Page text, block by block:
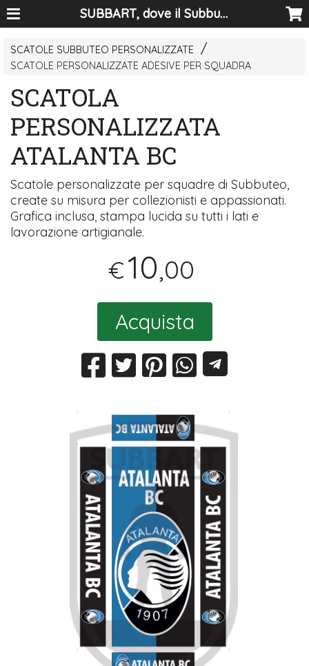
SUBBART, dove il Subbuteo diventa arte
SCATOLE SUBBUTEO PERSONALIZZATE
SCATOLE PERSONALIZZATE ADESIVE PER SQUADRA
SCATOLA
PERSONALIZZATA
ATALANTA BC
Scatole personalizzate per squadre di Subbuteo,
create su misura per collezionisti e appassionati.
Grafica inclusa, stampa lucida su tutti i lati e
lavorazione artigianale.
€10,00
Acquista